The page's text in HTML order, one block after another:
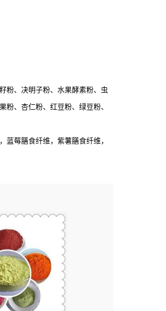
粉、决明子粉、水果酵素粉、虫
、杏仁粉、红豆粉、绿豆粉、
莓膳食纤维，紫薯膳食纤维，